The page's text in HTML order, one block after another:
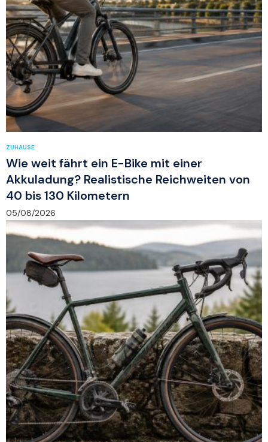
ZUHAUSE
Wie weit fährt ein E-Bike mit einer
Akkuladung? Realistische Reichweiten von
40 bis 130 Kilometern
05/08/2026